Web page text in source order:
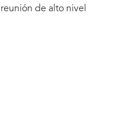
de alto nivel